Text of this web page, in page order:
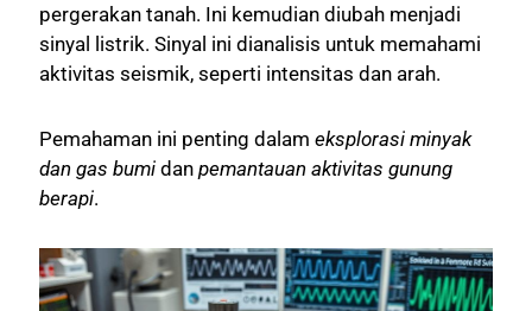
pergerakan tanah. Ini kemudian diubah menjadi
sinyal listrik. Sinyal ini dianalisis untuk memahami
aktivitas seismik, seperti intensitas dan arah.
Pemahaman ini penting dalameksplorasi minyak
dan gas bumi danpemantauan aktivitas gunung
berapi.